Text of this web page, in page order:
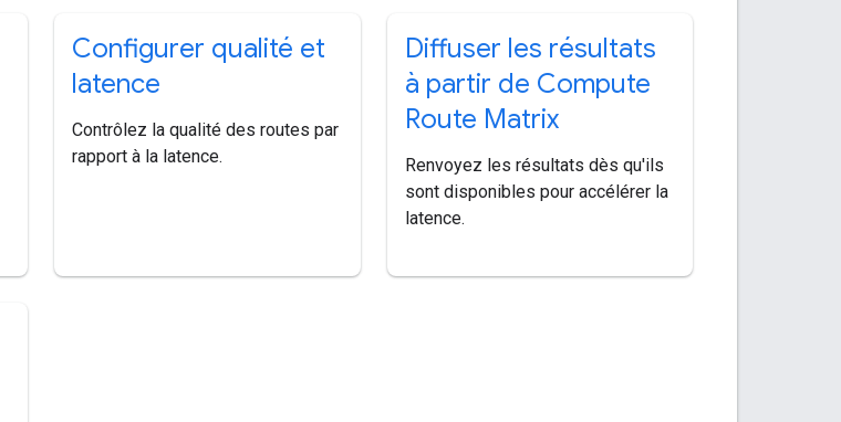
Configurer qualité et
latence
Contrôlez la qualité des routes par
rapport à la latence.
Diffuser les résultats
à partir de Compute
Route Matrix
Renvoyez les résultats dès qu'ils
sont disponibles pour accélérer la
latence.